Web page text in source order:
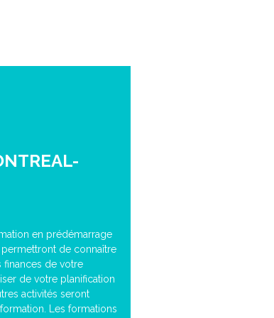
en prédémarrage
permettront de connaître
finances de votre
de votre planification
activités seront
Les formations